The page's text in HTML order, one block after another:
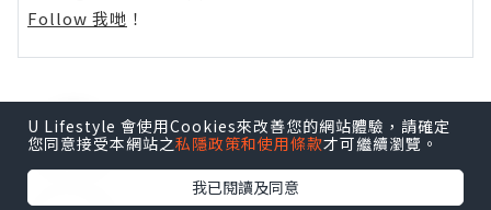
Follow 我哋 ！
0個讚好
U Lifestyle 會使用Cookies來改善您的網站體驗，請確定
您同意接受本網站之私隱政策和使用條款才可繼續瀏覽。
我已閱讀及同意